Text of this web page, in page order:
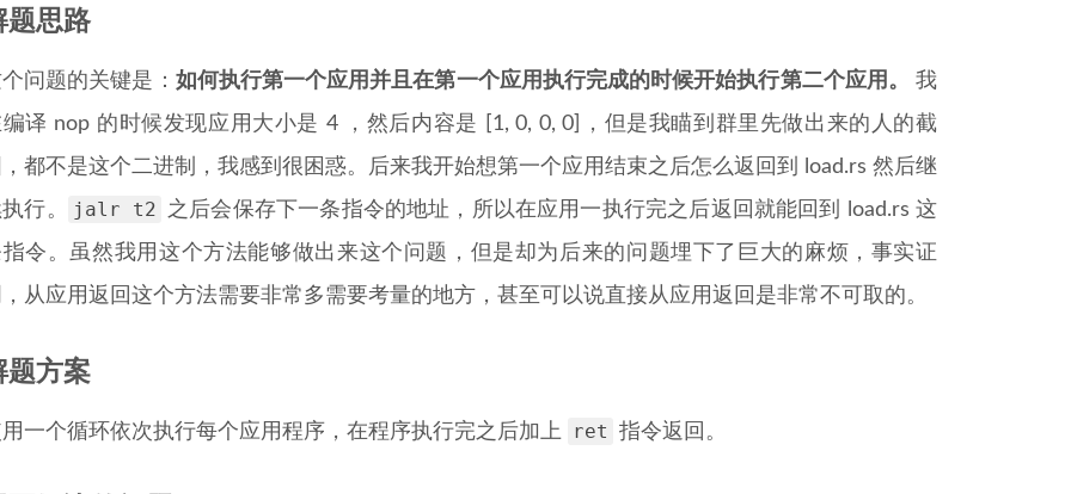
题思路
问题的关键是： 如何执行第一个应用并且在第一个应用执行完成的时候开始执行第二个应用。
我
译 nop 的时候发现应用大小是 4 ，然后内容是 [1, 0, 0, 0]，但是我瞄到群里先做出来的人的截
都不是这个二进制，我感到很困惑。后来我开始想第一个应用结束之后怎么返回到 load.rs 然后继
行。
jalr t2
之后会保存下一条指令的地址，所以在应用一执行完之后返回就能回到 load.rs 这
令。虽然我用这个方法能够做出来这个问题，但是却为后来的问题埋下了巨大的麻烦，事实证
从应用返回这个方法需要非常多需要考量的地方，甚至可以说直接从应用返回是非常不可取的。
题方案
一个循环依次执行每个应用程序，在程序执行完之后加上 ret 指令返回。